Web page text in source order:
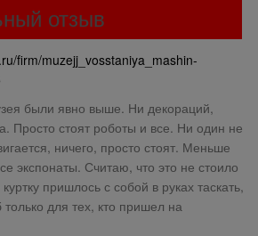
отзыв
firm/muzejj_vosstaniya_mashin-
были явно выше. Ни декораций,
Просто стоят роботы и все. Ни один не
ничего, просто стоят. Меньше
экспонаты. Считаю, что это не стоило
пришлось с собой в руках таскать,
только для тех, кто пришел на